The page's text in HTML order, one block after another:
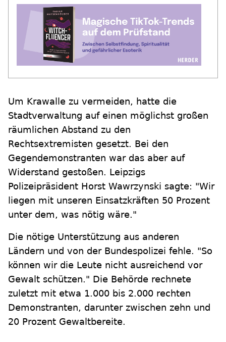
Um Krawalle zu vermeiden, hatte die
Stadtverwaltung auf einen möglichst großen
räumlichen Abstand zu den
Rechtsextremisten gesetzt. Bei den
Gegendemonstranten war das aber auf
Widerstand gestoßen. Leipzigs
Polizeipräsident Horst Wawrzynski sagte: "Wir
liegen mit unseren Einsatzkräften 50 Prozent
unter dem, was nötig wäre."
Die nötige Unterstützung aus anderen
Ländern und von der Bundespolizei fehle. "So
können wir die Leute nicht ausreichend vor
Gewalt schützen." Die Behörde rechnete
zuletzt mit etwa 1.000 bis 2.000 rechten
Demonstranten, darunter zwischen zehn und
20 Prozent Gewaltbereite.